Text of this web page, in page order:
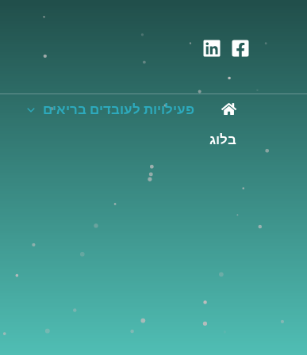
פעילויות לעובדים בריאים
בלוג